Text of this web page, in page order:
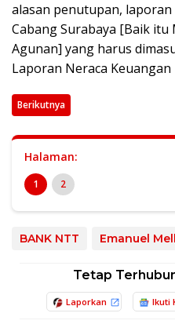
alasan penutupan,
Cabang Surabaya [Baik
Agunan] yang harus
Laporan Neraca Keuangan
Berikutnya
Halaman:
1 2
BANK NTT Emanuel
Tetap
Laporkan Ikuti